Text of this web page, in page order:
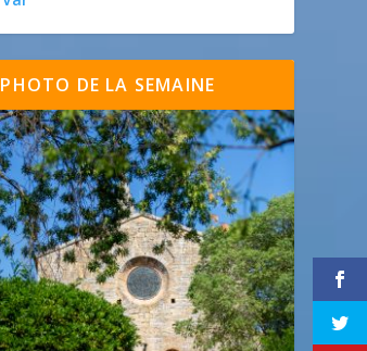
PHOTO DE LA SEMAINE